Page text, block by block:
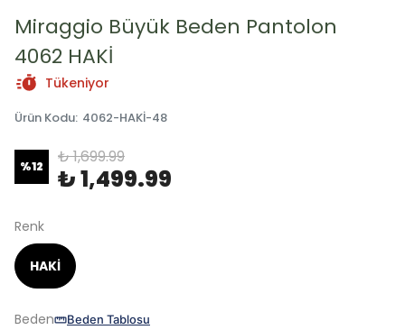
Miraggio Büyük Beden Pantolon
4062 HAKİ
Tükeniyor
Ürün Kodu: 4062-HAKİ-48
%12 ₺ 1,699.99
₺ 1,499.99
Renk
HAKİ
Beden Beden Tablosu